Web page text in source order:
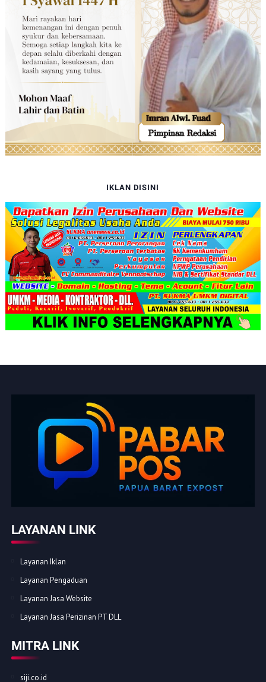
IKLAN DISINI
LAYANAN LINK
Layanan Iklan
Layanan Pengaduan
Layanan Jasa Website
Layanan Jasa Perizinan PT DLL
MITRA LINK
siji.co.id